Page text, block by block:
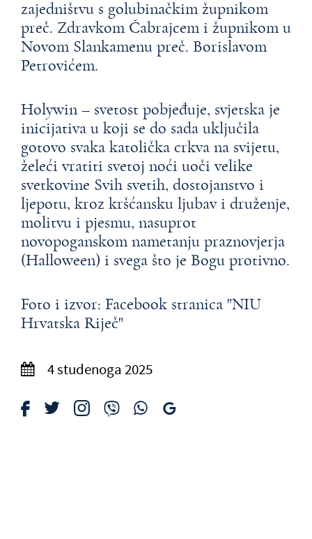
zajedništvu s golubinačkim župnikom
preč. Zdravkom Čabrajcem i župnikom u
Novom Slankamenu preč. Borislavom
Petrovićem.
Holywin – svetost pobjeđuje, svjetska je
inicijativa u koji se do sada uključila
gotovo svaka katolička crkva na svijetu,
želeći vratiti svetoj noći uoči velike
svetkovine Svih svetih, dostojanstvo i
ljepotu, kroz kršćansku ljubav i druženje,
molitvu i pjesmu, nasuprot
novopoganskom nametanju praznovjerja
(Halloween) i svega što je Bogu protivno.
Foto i izvor: Facebook stranica "NIU
Hrvatska Riječ"
4 studenoga 2025